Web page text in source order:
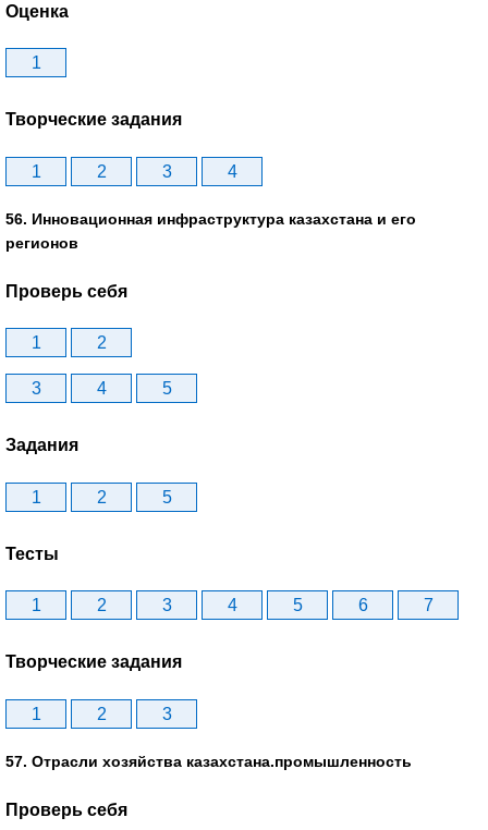
Оценка
1
Творческие задания
1 2 3 4
56. Инновационная инфраструктура казахстана и его
регионов
Проверь себя
1 2
3 4 5
Задания
1 2 5
Тесты
1 2 3 4 5 6 7
Творческие задания
1 2 3
57. Отрасли хозяйства казахстана.промышленность
Проверь себя